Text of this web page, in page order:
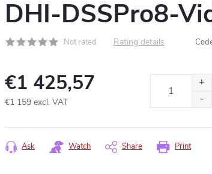
DHI-DSSPro8-
Not rated Rating details
€1 425,57
€1 159 excl. VAT
price:
Print
Ask Watch Share